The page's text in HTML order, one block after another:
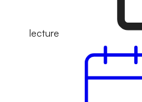
lecture